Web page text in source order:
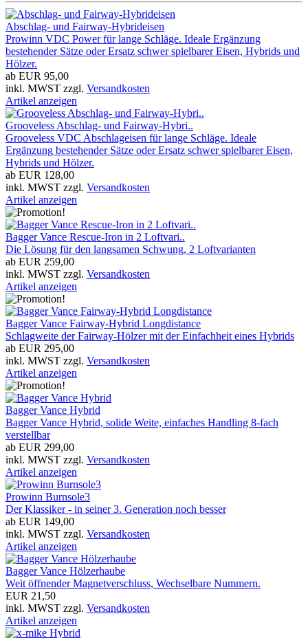
Abschlag- und Fairway-Hybrideisen
Prowinn VDC Power für lange Schläge. Ideale Ergänzung
bestehender Sätze oder Ersatz schwer spielbarer Eisen, Hybrids und
Hölzer.
ab EUR 95,00
inkl. MWST zzgl. Versandkosten
Artikel anzeigen
Grooveless Abschlag- und Fairway-Hybri..
Grooveless VDC Abschlageisen für lange Schläge. Ideale
Ergänzung bestehender Sätze oder Ersatz schwer spielbarer Eisen,
Hybrids und Hölzer.
ab EUR 128,00
inkl. MWST zzgl. Versandkosten
Artikel anzeigen
Bagger Vance Rescue-Iron in 2 Loftvari..
Die Lösung für den langsamen Schwung, 2 Loftvarianten
ab EUR 259,00
inkl. MWST zzgl. Versandkosten
Artikel anzeigen
Bagger Vance Fairway-Hybrid Longdistance
Schlagweite der Fairway-Hölzer mit der Einfachheit eines Hybrids
ab EUR 295,00
inkl. MWST zzgl. Versandkosten
Artikel anzeigen
Bagger Vance Hybrid
Bagger Vance Hybrid, solide Weite, einfaches Handling 8-fach
verstellbar
ab EUR 299,00
inkl. MWST zzgl. Versandkosten
Artikel anzeigen
Prowinn Burnsole3
Der Klassiker - in seiner 3. Generation noch besser
ab EUR 149,00
inkl. MWST zzgl. Versandkosten
Artikel anzeigen
Bagger Vance Hölzerhaube
Weit öffnender Magnetverschluss, Wechselbare Nummern.
EUR 21,50
inkl. MWST zzgl. Versandkosten
Artikel anzeigen